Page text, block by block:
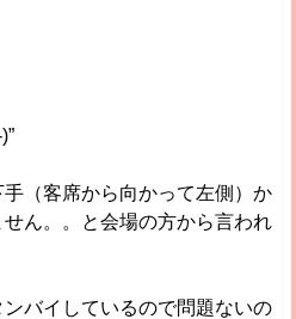
（客席から向かって左側）か
ん。。と会場の方から言われ
バイしているので問題ないの